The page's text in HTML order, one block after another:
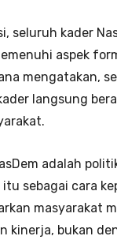
seluruh kader
aspek
mengatakan,
langsung
adalah
sebagai cara
masyarakat
kinerja, bukan